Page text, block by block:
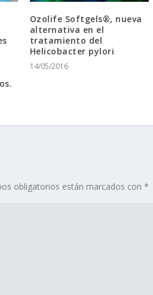
Ozolife Softgels®, nueva
alternativa en el
tratamiento del
Helicobacter pylori
14/05/2016
obligatorios están marcados con*